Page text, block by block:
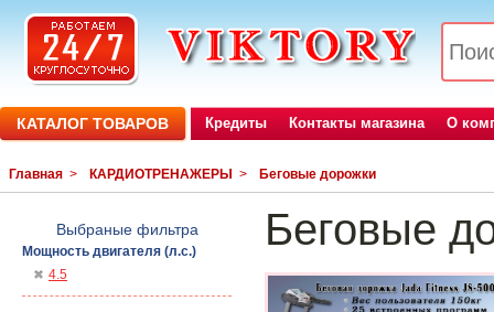
КАТАЛОГ ТОВАРОВ Кредиты Контакты магазина О
Главная > КАРДИОТРЕНАЖЕРЫ > Беговые дорожки
Выбраные фильтра
Мощность двигателя (л.с.)
4.5
Беговые